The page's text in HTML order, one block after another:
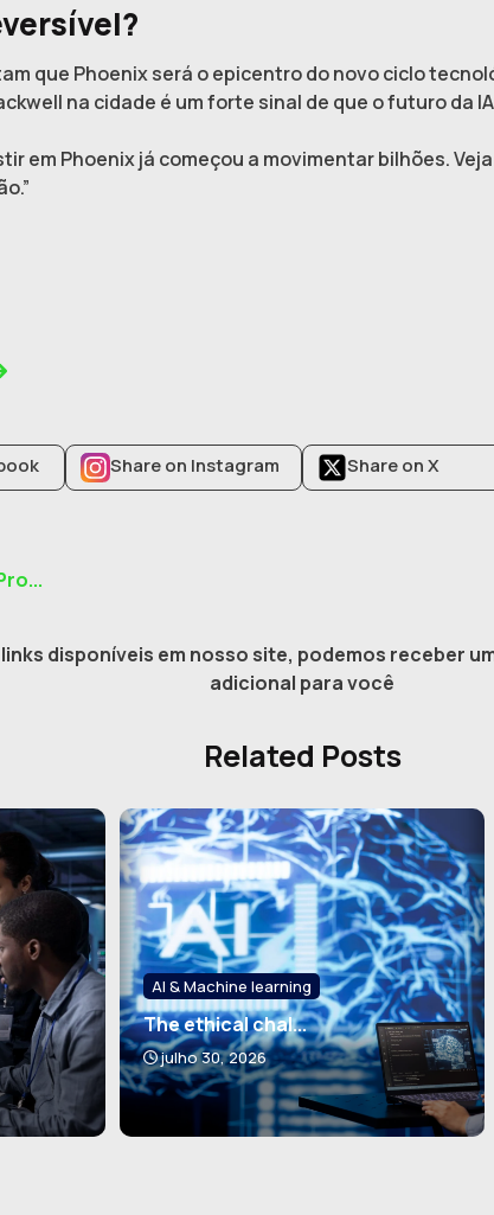
que Phoenix será o epicentro do novo ciclo
na cidade é um forte sinal de que o futuro da
em Phoenix já começou a movimentar bilhões. Veja
Share on Instagram Share on X
disponíveis em nosso site, podemos receber
adicional para você
Related Posts
AI & Machine learning
The ethical chal...
julho 30, 2026